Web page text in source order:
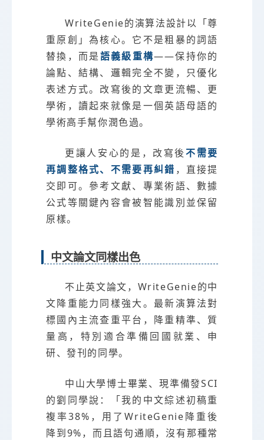
WriteGenie的演算法設計以「尊
重原創」為核心。它不是粗暴的詞語
替換，而是語義級重構——保持你的
論點、結構、邏輯完全不變，只優化
表述方式。改寫後的文章更流暢、更
學術，讀起來就像是一個英語母語的
學術高手幫你潤色過。
更讓人安心的是，改寫後不需要
再調整格式、不需要再糾錯 ，直接提
交即可。參考文獻、專業術語、數據
公式等關鍵內容會被智能識別並保留
原樣。
中文論文同樣出色
不止英文論文，WriteGenie的中
文降重能力同樣強大。最新演算法對
標國內主流查重平台，降重精準、質
量高，特別適合準備回國就業、申
研、發刊的同學。
中山大學博士畢業、現準備發SCI
的劉同學說：「我的中文綜述初稿重
複率38%，用了WriteGenie降重後
降到9%，而且語句通順，沒有那種常